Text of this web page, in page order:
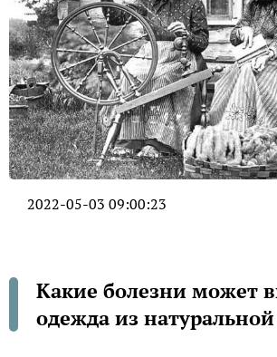
2022-05-03 09:00:23
Какие болезни может
одежда из